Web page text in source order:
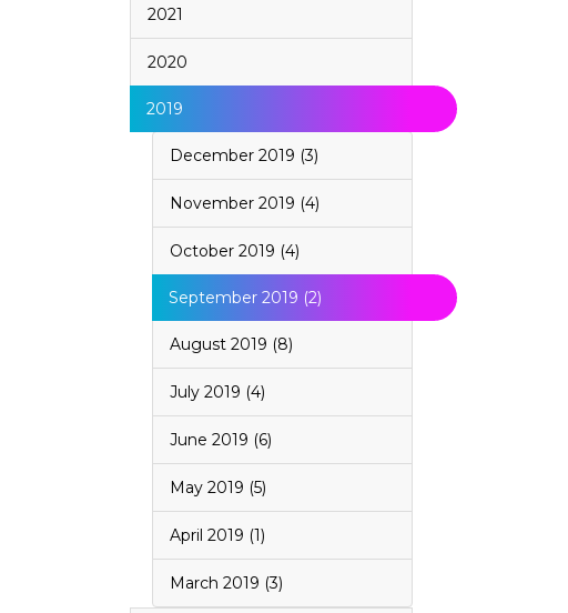
2021
2020
2019
December 2019 (3)
November 2019 (4)
October 2019 (4)
September 2019 (2)
August 2019 (8)
July 2019 (4)
June 2019 (6)
May 2019 (5)
April 2019 (1)
March 2019 (3)